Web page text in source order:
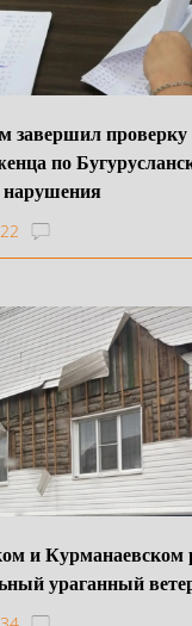
завершил проверку
по
и Курманаевском
ураганный